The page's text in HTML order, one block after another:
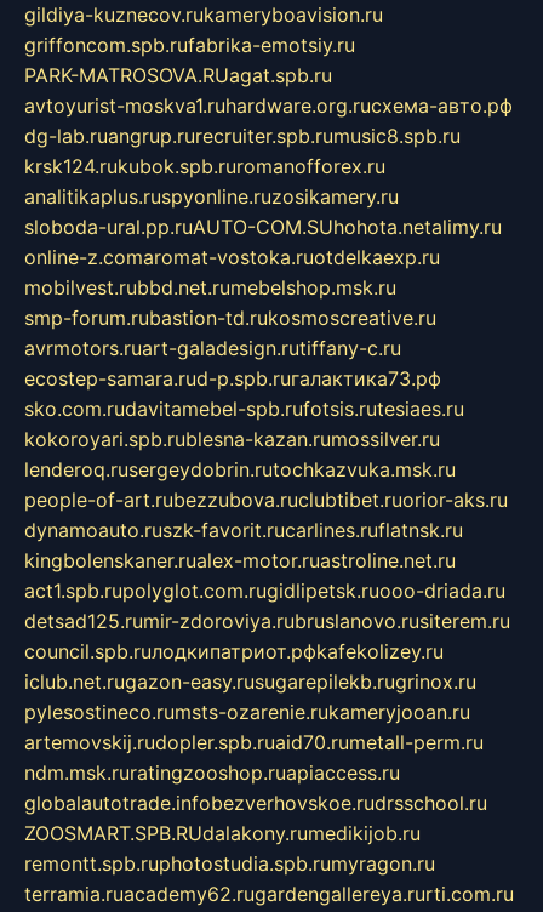
gildiya-kuznecov.rukameryboavision.ru
griffoncom.spb.rufabrika-emotsiy.ru
PARK-MATROSOVA.RUagat.spb.ru
avtoyurist-moskva1.ruhardware.org.ruсхема-авто.рф
dg-lab.ruangrup.rurecruiter.spb.rumusic8.spb.ru
krsk124.rukubok.spb.ruromanofforex.ru
analitikaplus.ruspyonline.ruzosikamery.ru
sloboda-ural.pp.ruAUTO-COM.SUhohota.netalimy.ru
online-z.comaromat-vostoka.ruotdelkaexp.ru
mobilvest.rubbd.net.rumebelshop.msk.ru
smp-forum.rubastion-td.rukosmoscreative.ru
avrmotors.ruart-galadesign.rutiffany-c.ru
ecostep-samara.rud-p.spb.ruгалактика73.рф
sko.com.rudavitamebel-spb.rufotsis.rutesiaes.ru
kokoroyari.spb.rublesna-kazan.rumossilver.ru
lenderoq.rusergeydobrin.rutochkazvuka.msk.ru
people-of-art.rubezzubova.ruclubtibet.ruorior-aks.ru
dynamoauto.ruszk-favorit.rucarlines.ruflatnsk.ru
kingbolenskaner.rualex-motor.ruastroline.net.ru
act1.spb.rupolyglot.com.rugidlipetsk.ruooo-driada.ru
detsad125.rumir-zdoroviya.rubruslanovo.rusiterem.ru
council.spb.ruлодкипатриот.рфkafekolizey.ru
iclub.net.rugazon-easy.rusugarepilekb.rugrinox.ru
pylesostineco.rumsts-ozarenie.rukameryjooan.ru
artemovskij.rudopler.spb.ruaid70.rumetall-perm.ru
ndm.msk.ruratingzooshop.ruapiaccess.ru
globalautotrade.infobezverhovskoe.rudrsschool.ru
ZOOSMART.SPB.RUdalakony.rumedikijob.ru
remontt.spb.ruphotostudia.spb.rumyragon.ru
terramia.ruacademy62.rugardengallereya.rurti.com.ru